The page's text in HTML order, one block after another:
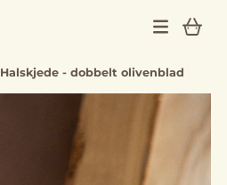
Halskjede - dobbelt olivenblad